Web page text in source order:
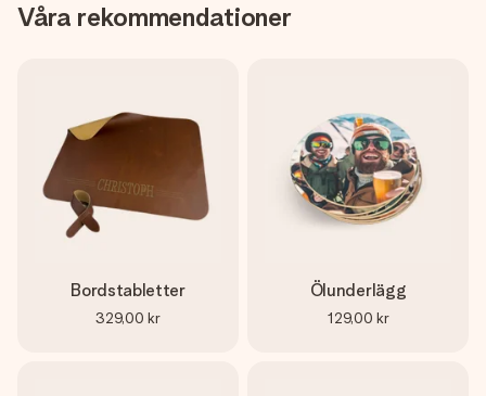
Våra rekommendationer
Bordstabletter
329,00 kr
Ölunderlägg
129,00 kr